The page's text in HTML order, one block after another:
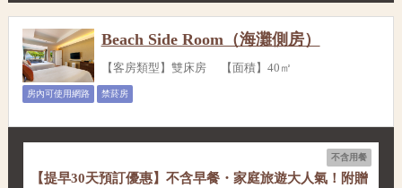
Beach Side Room（海灘側房）
【客房類型】雙床房 【面積】40㎡
房內可使用網路 禁菸房
不含用餐
【提早30天預訂優惠】不含早餐・家庭旅遊大人氣！附贈